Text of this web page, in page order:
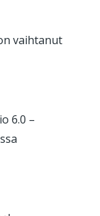
vaihtanut
6.0 –